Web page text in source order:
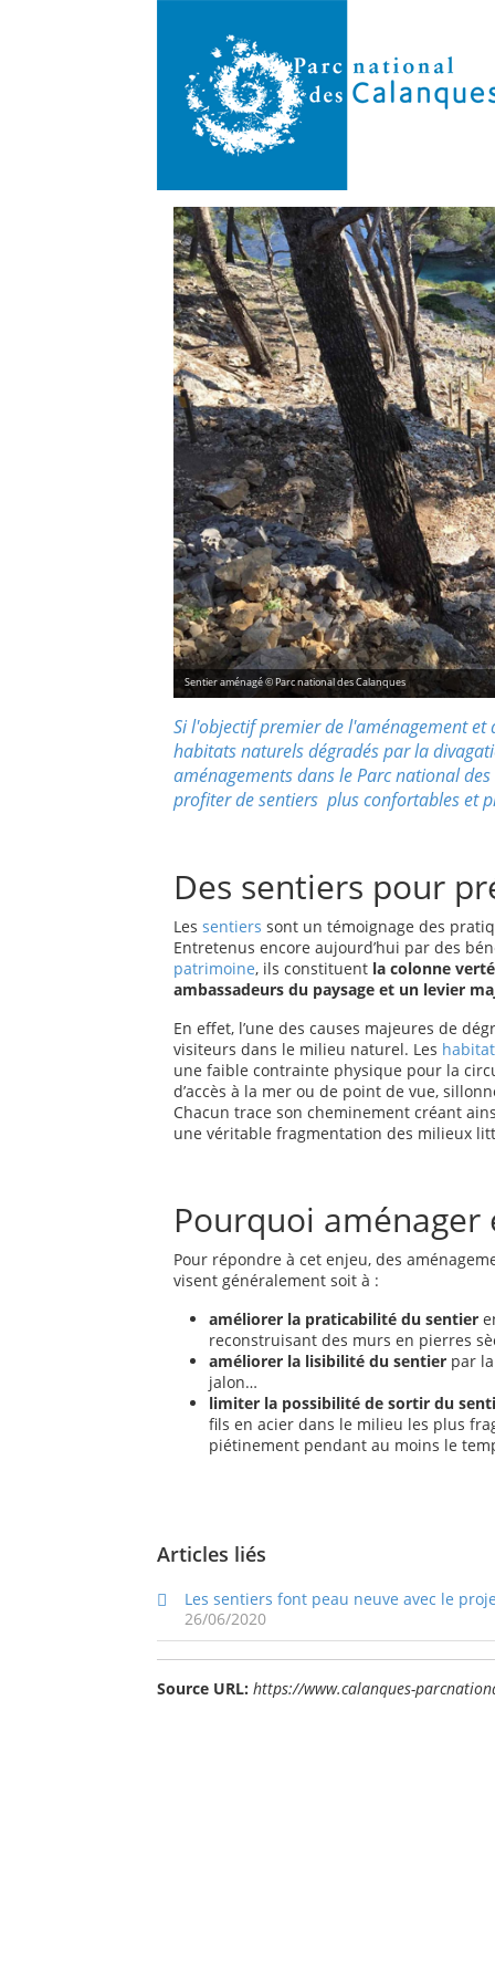
Sentier aménagé © Parc national des Calanques
Si l'objectif premier de l'aménagement
habitats naturels dégradés par la
aménagements dans le Parc national
profiter de sentiers plus confortables et
Des sentiers pour
Les sentiers sont un témoignage des
Entretenus encore aujourd’hui par des
patrimoine, ils constituent la colonne
ambassadeurs du paysage et un levier
En effet, l’une des causes majeures de
visiteurs dans le milieu naturel. Les
une faible contrainte physique pour la
d’accès à la mer ou de point de vue,
Chacun trace son cheminement créant
une véritable fragmentation des milieux
Pourquoi
Pour répondre à cet enjeu, des
visent généralement soit à :
améliorer la praticabilité du sentier
reconstruisant des murs en pierres
améliorer la lisibilité du sentier par
jalon…
limiter la possibilité de sortir du
fils en acier dans le milieu les plus
piétinement pendant au moins le
Articles liés
Les sentiers font peau neuve avec le
26/06/2020
Source URL: https://www.calanques-